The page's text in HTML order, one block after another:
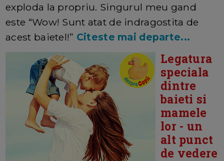
exploda la propriu. Singurul meu gand
este “Wow! Sunt atat de indragostita de
acest baietel!” Citeste mai departe...
Legatura
speciala
dintre
baieti si
mamele
lor - un
alt punct
de vedere